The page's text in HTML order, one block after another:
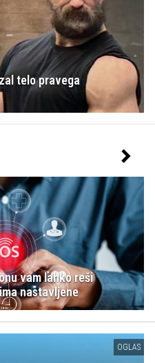
telo pravega
vam lahko reši
nastavljene
OGLAS